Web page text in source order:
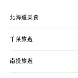
北海道美食
千葉旅遊
南投旅遊